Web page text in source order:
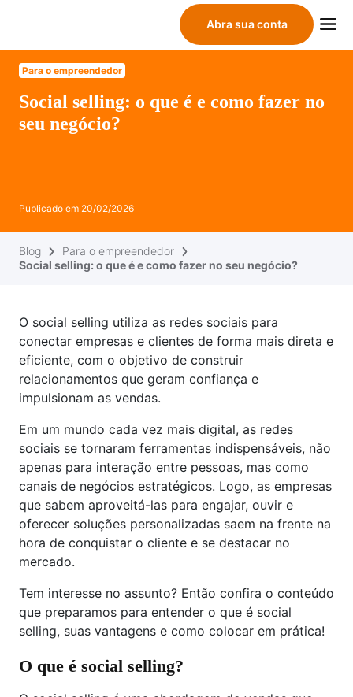
Abra sua conta
Para o empreendedor
Social selling: o que é e como fazer no
seu negócio?
Publicado em 20/02/2026
Blog
Para o empreendedor
Social selling: o que é e como fazer no seu negócio?
O social selling utiliza as redes sociais para
conectar empresas e clientes de forma mais direta e
eficiente, com o objetivo de construir
relacionamentos que geram confiança e
impulsionam as vendas.
Em um mundo cada vez mais digital, as redes
sociais se tornaram ferramentas indispensáveis, não
apenas para interação entre pessoas, mas como
canais de negócios estratégicos. Logo, as empresas
que sabem aproveitá-las para engajar, ouvir e
oferecer soluções personalizadas saem na frente na
hora de conquistar o cliente e se destacar no
mercado.
Tem interesse no assunto? Então confira o conteúdo
que preparamos para entender o que é social
selling, suas vantagens e como colocar em prática!
O que é social selling?